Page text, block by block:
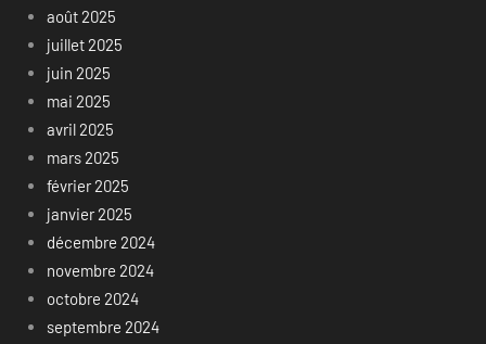
août 2025
juillet 2025
juin 2025
mai 2025
avril 2025
mars 2025
février 2025
janvier 2025
décembre 2024
novembre 2024
octobre 2024
septembre 2024